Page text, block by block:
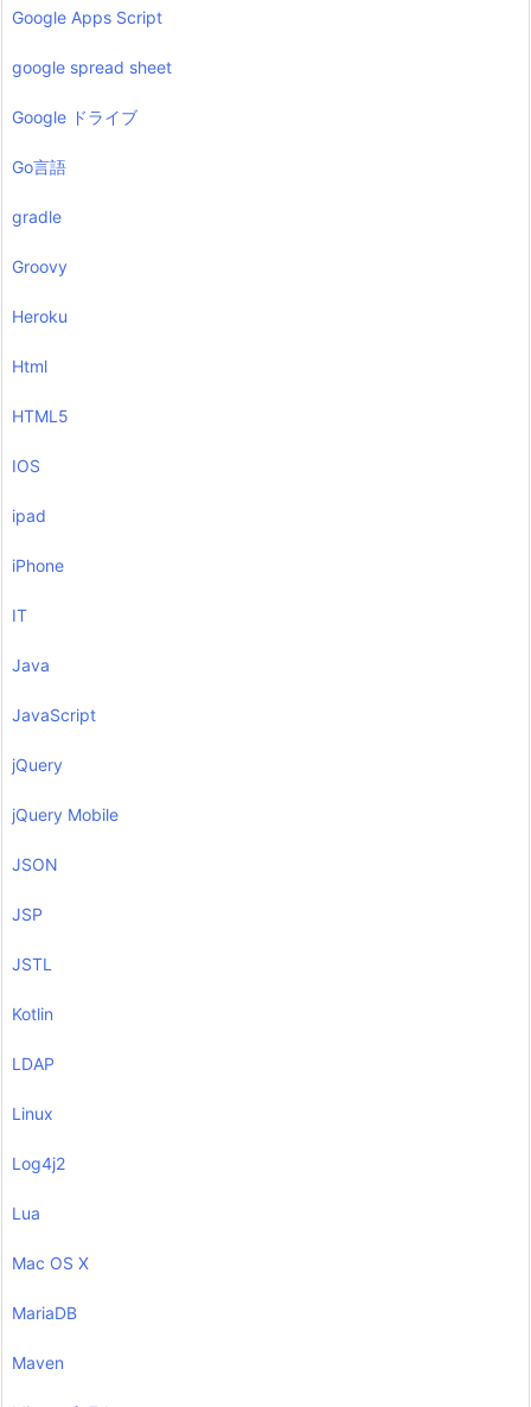
Google Apps Script
google spread sheet
Google ドライブ
Go言語
gradle
Groovy
Heroku
Html
HTML5
IOS
ipad
iPhone
IT
Java
JavaScript
jQuery
jQuery Mobile
JSON
JSP
JSTL
Kotlin
LDAP
Linux
Log4j2
Lua
Mac OS X
MariaDB
Maven